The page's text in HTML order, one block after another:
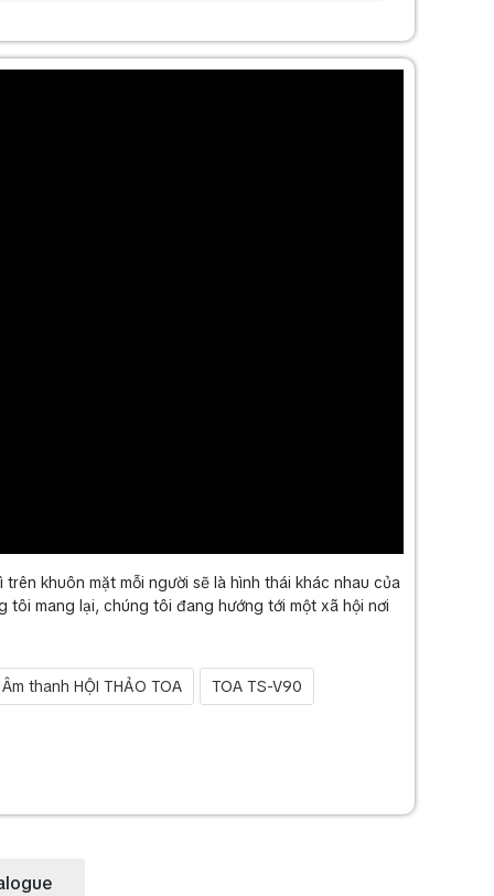
khuôn mặt mỗi người sẽ là hình thái khác nhau của
tôi mang lại, chúng tôi đang hướng tới một xã hội nơi
Âm thanh HỘI THẢO TOA TOA TS-V90